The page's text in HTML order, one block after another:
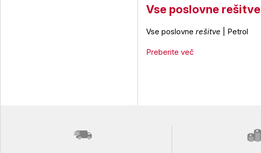
Vse poslovne rešitve
Vse poslovne rešitve | Petrol
Preberite več